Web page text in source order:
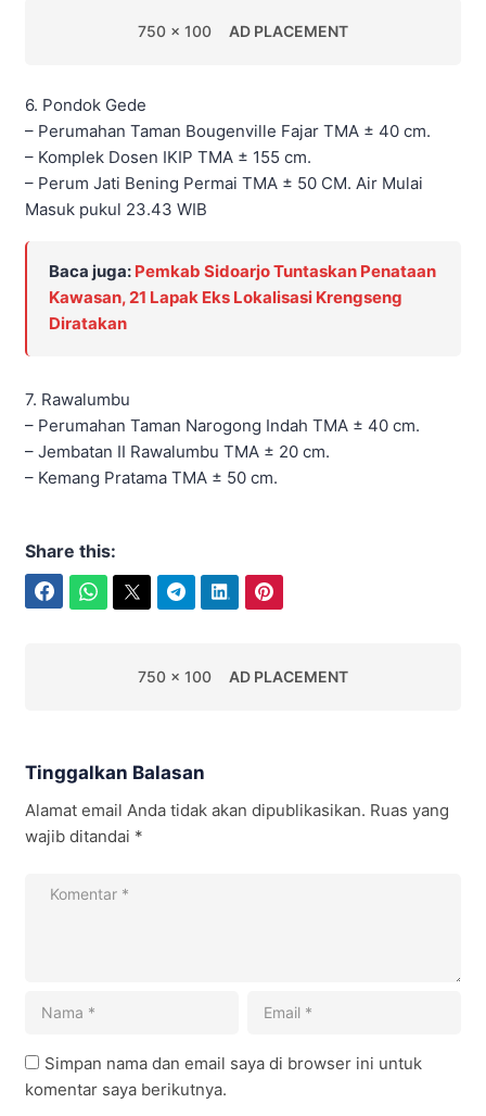
750 x 100 AD PLACEMENT
6. Pondok Gede
– Perumahan Taman Bougenville Fajar TMA ± 40 cm.
– Komplek Dosen IKIP TMA ± 155 cm.
– Perum Jati Bening Permai TMA ± 50 CM. Air Mulai
Masuk pukul 23.43 WIB
Baca juga: Pemkab Sidoarjo Tuntaskan Penataan
Kawasan, 21 Lapak Eks Lokalisasi Krengseng
Diratakan
7. Rawalumbu
– Perumahan Taman Narogong Indah TMA ± 40 cm.
– Jembatan II Rawalumbu TMA ± 20 cm.
– Kemang Pratama TMA ± 50 cm.
Share this:
750 x 100 AD PLACEMENT
Tinggalkan Balasan
Alamat email Anda tidak akan dipublikasikan. Ruas yang
wajib ditandai *
Simpan nama dan email saya di browser ini untuk
komentar saya berikutnya.